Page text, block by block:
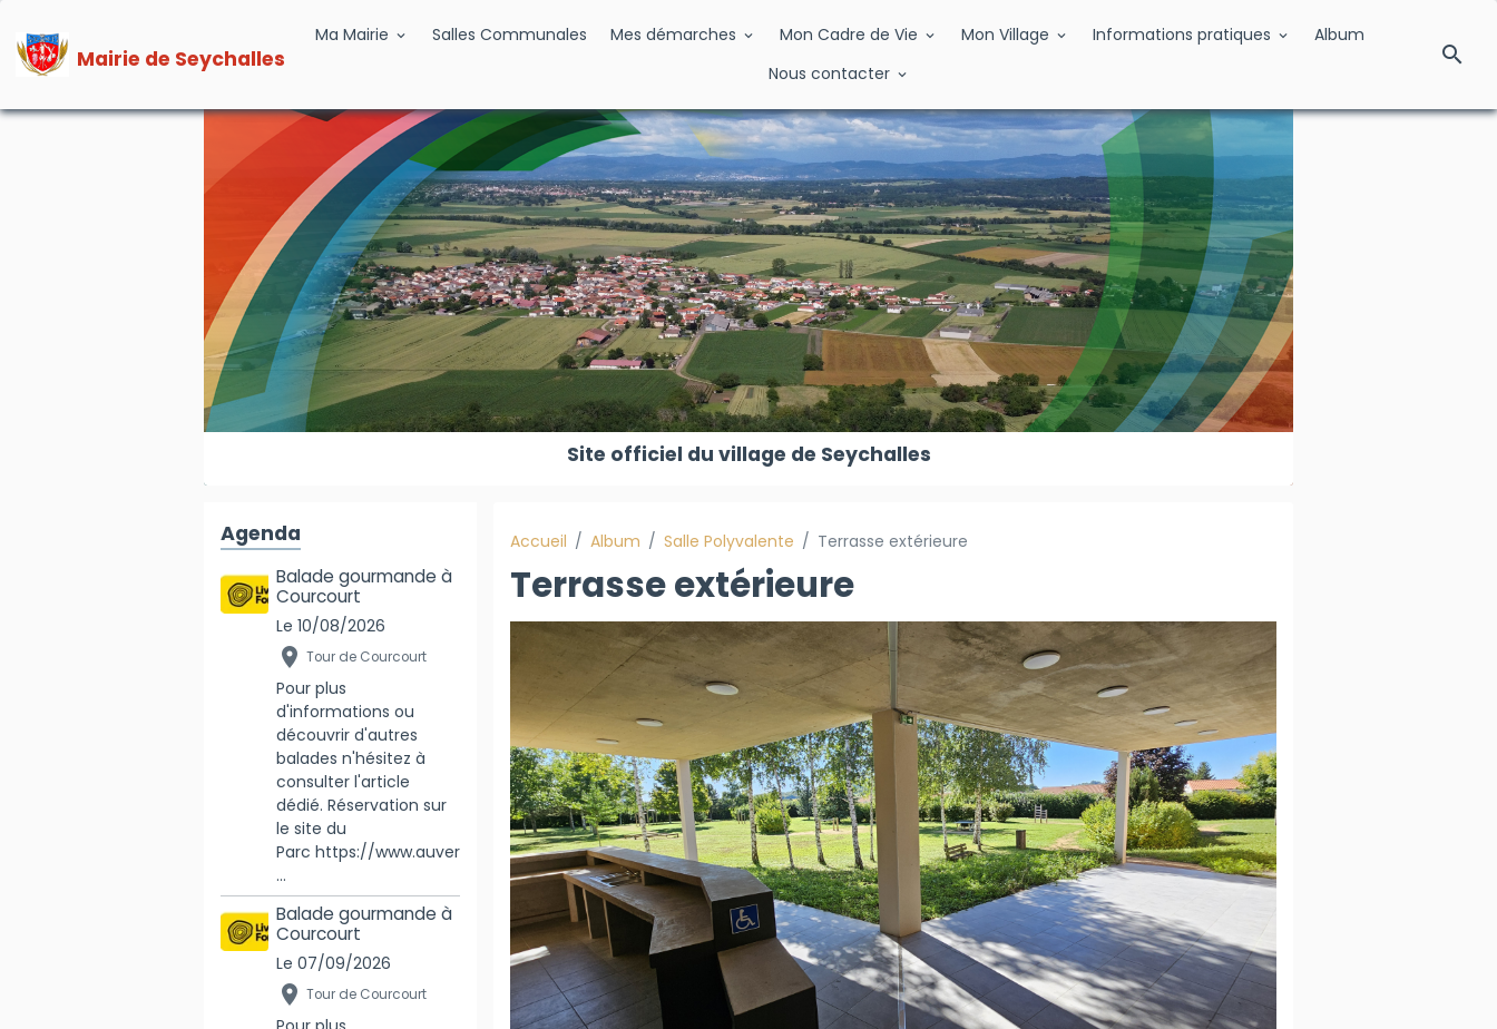
Mairie de Seychalles
Ma Mairie Salles Communales Mes démarches Mon Cadre de Vie Mon Village Informations pratiques
Album
Nous contacter
Site officiel du village de Seychalles
Accueil Album Salle Polyvalente Terrasse extérieure
Terrasse extérieure
Agenda
Balade gourmande à
Courcourt
Le 10/08/2026
Tour de Courcourt
Pour plus
d'informations ou
découvrir d'autres
balades n'hésitez à
consulter l'article
dédié. Réservation sur
le site du
Parc https://www.auver
...
Balade gourmande à
Courcourt
Le 07/09/2026
Tour de Courcourt